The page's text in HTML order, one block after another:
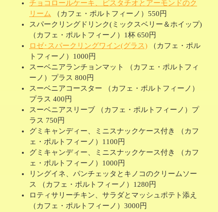
チョコロールケーキ、ピスタチオとアーモンドのク
リーム
（カフェ・ポルトフィーノ）550円
スパークリングドリンク(ミックスベリー＆ホイップ)
（カフェ・ポルトフィーノ）1杯 650円
ロゼ･スパークリングワイン(グラス) （カフェ・ポル
トフィーノ）1000円
スーベニアランチョンマット （カフェ・ポルトフィ
ーノ）プラス 800円
スーベニアコースター （カフェ・ポルトフィーノ）
プラス 400円
スーベニアスリーブ （カフェ・ポルトフィーノ）プ
ラス 750円
グミキャンディー、ミニスナックケース付き （カフ
ェ・ポルトフィーノ）1100円
グミキャンディー、ミニスナックケース付き （カフ
ェ・ポルトフィーノ）1000円
リングイネ、パンチェッタとキノコのクリームソー
ス （カフェ・ポルトフィーノ）1280円
ロティサリーチキン、サラダとマッシュポテト添え
（カフェ・ポルトフィーノ）3000円